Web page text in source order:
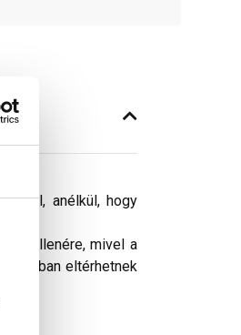
anélkül, hogy
ellenére, mivel a
eltérhetnek